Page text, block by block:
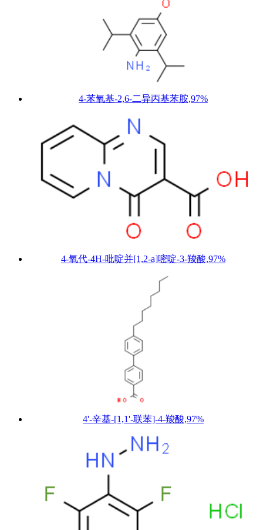
4-苯氧基-2,6-二异丙基苯胺,97%
4-氧代-4H-吡啶并[1,2-a]嘧啶-3-羧酸,97%
4'-辛基-[1,1'-联苯]-4-羧酸,97%